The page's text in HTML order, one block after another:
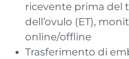
ricevente prima del
dell’ovulo (ET),
online/offline
Trasferimento di